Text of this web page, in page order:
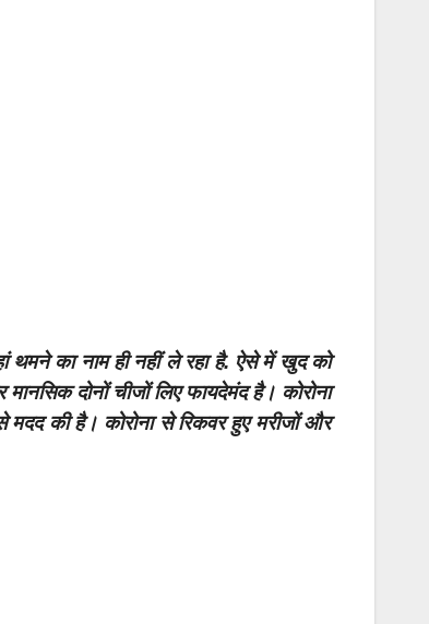
थमने का नाम ही नहीं ले रहा है. ऐसे में खुद को
दोनों चीजों लिए फायदेमंद है। कोरोना
मदद की है। कोरोना से रिकवर हुए मरीजों और